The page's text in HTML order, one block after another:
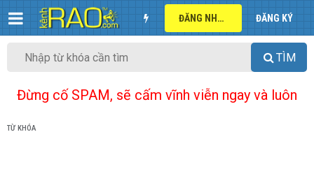
ĐĂNG NHẬP ĐĂNG KÝ
TÌM
Đừng cố SPAM, sẽ cấm vĩnh viễn ngay và luôn
TỪ KHÓA